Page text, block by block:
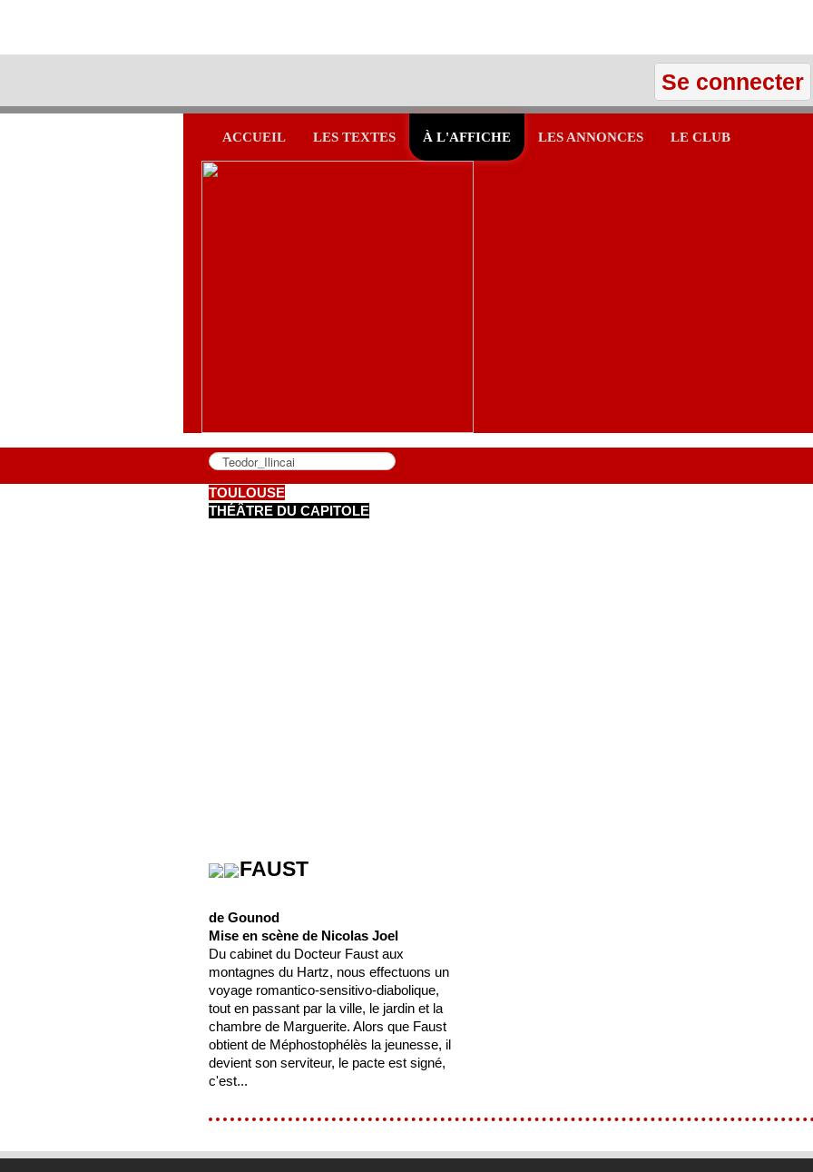
Se connecter
ACCUEIL LES TEXTES À L'AFFICHE LES ANNONCES LE CLUB
TOULOUSE
THÉÂTRE DU CAPITOLE
FAUST
de Gounod
Mise en scène de Nicolas Joel
Du cabinet du Docteur Faust aux
montagnes du Hartz, nous effectuons un
voyage romantico-sensitivo-diabolique,
tout en passant par la ville, le jardin et la
chambre de Marguerite. Alors que Faust
obtient de Méphostophélès la jeunesse, il
devient son serviteur, le pacte est signé,
c'est...